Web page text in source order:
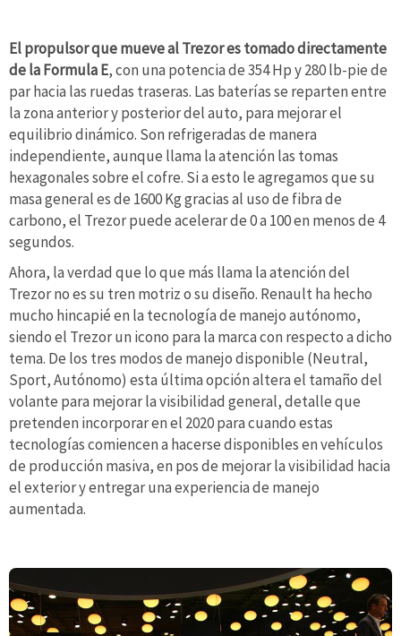
El propulsor que mueve al Trezor es tomado directamente
de la Formula E, con una potencia de 354 Hp y 280 lb-pie de
par hacia las ruedas traseras. Las baterías se reparten entre
la zona anterior y posterior del auto, para mejorar el
equilibrio dinámico. Son refrigeradas de manera
independiente, aunque llama la atención las tomas
hexagonales sobre el cofre. Si a esto le agregamos que su
masa general es de 1600 Kg gracias al uso de fibra de
carbono, el Trezor puede acelerar de 0 a 100 en menos de 4
segundos.
Ahora, la verdad que lo que más llama la atención del
Trezor no es su tren motriz o su diseño. Renault ha hecho
mucho hincapié en la tecnología de manejo autónomo,
siendo el Trezor un icono para la marca con respecto a dicho
tema. De los tres modos de manejo disponible (Neutral,
Sport, Autónomo) esta última opción altera el tamaño del
volante para mejorar la visibilidad general, detalle que
pretenden incorporar en el 2020 para cuando estas
tecnologías comiencen a hacerse disponibles en vehículos
de producción masiva, en pos de mejorar la visibilidad hacia
el exterior y entregar una experiencia de manejo
aumentada.